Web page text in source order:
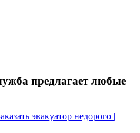
предлагает любые
эвакуатор недорого |